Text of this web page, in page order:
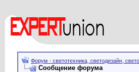
Форум - светотехника, светодизайн,
Сообщение форума